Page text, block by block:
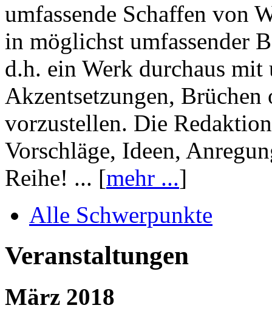
umfassende Schaffen von
in möglichst umfassender
d.h. ein Werk durchaus mit
Akzentsetzungen, Brüchen
vorzustellen. Die
Vorschläge, Ideen,
Reihe! ... [mehr ...]
Alle Schwerpunkte
Veranstaltungen
März 2018